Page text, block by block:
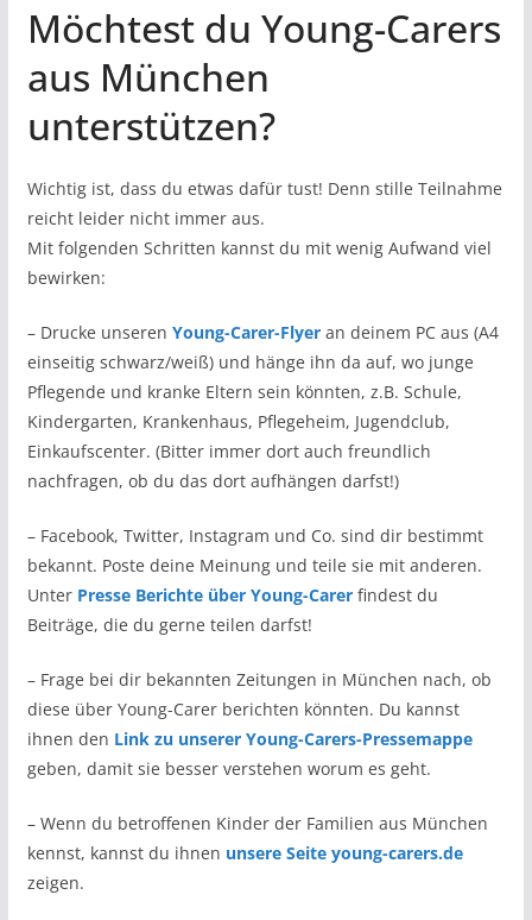
Möchtest du Young-Carers
aus München
unterstützen?
Wichtig ist, dass du etwas dafür tust! Denn stille Teilnahme
reicht leider nicht immer aus.
Mit folgenden Schritten kannst du mit wenig Aufwand viel
bewirken:
– Drucke unseren Young-Carer-Flyeran deinem PC aus (A4
einseitig schwarz/weiß) und hänge ihn da auf, wo junge
Pflegende und kranke Eltern sein könnten, z.B. Schule,
Kindergarten, Krankenhaus, Pflegeheim, Jugendclub,
Einkaufscenter. (Bitter immer dort auch freundlich
nachfragen, ob du das dort aufhängen darfst!)
– Facebook, Twitter, Instagram und Co. sind dir bestimmt
bekannt. Poste deine Meinung und teile sie mit anderen.
Unter Presse Berichte über Young-Carerfindest du
Beiträge, die du gerne teilen darfst!
– Frage bei dir bekannten Zeitungen in München nach, ob
diese über Young-Carer berichten könnten. Du kannst
ihnen den Link zu unserer Young-Carers-Pressemappe
geben, damit sie besser verstehen worum es geht.
– Wenn du betroffenen Kinder der Familien aus München
kennst, kannst du ihnen unsere Seite young-carers.de
zeigen.